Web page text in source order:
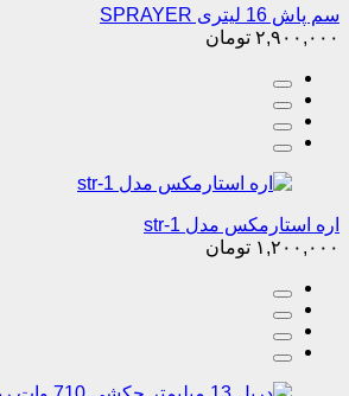
سم پاش 16 لیتری SPRAYER
۲,۹۰۰,۰۰۰ تومان
اره استارمکس مدل str-1
۱,۲۰۰,۰۰۰ تومان